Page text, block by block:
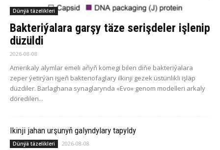
Dünýä täzelikleri
Bakteriýalara garşy täze serişdeler işlenip
düzüldi
2026-08-08
Amerikaly alymlar emeli aňyň kömegi bilen diňe bakteriýalara
zeper ýetirýän işjeň bakteriofaglary ilkinji gezek üstünlikli işläp
düzdiler. Barlaghana synaglarynda «Evo» genom modelleri arkaly
döredilen...
Ikinji jahan urşunyň galyndylary tapyldy
Dünýä täzelikleri 2026-08-08